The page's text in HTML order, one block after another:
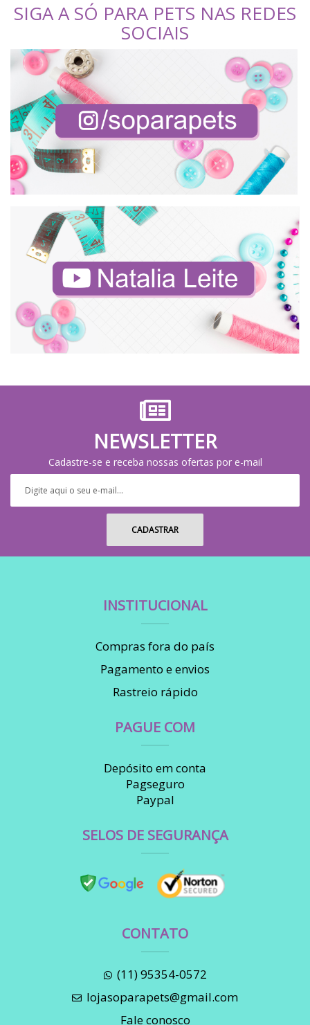
SIGA A SÓ PARA PETS NAS REDES
SOCIAIS
NEWSLETTER
Cadastre-se e receba nossas ofertas por e-mail
INSTITUCIONAL
Compras fora do país
Pagamento e envios
Rastreio rápido
PAGUE COM
Depósito em conta
Pagseguro
Paypal
SELOS DE SEGURANÇA
CONTATO
(11) 95354-0572
lojasoparapets@gmail.com
Fale conosco